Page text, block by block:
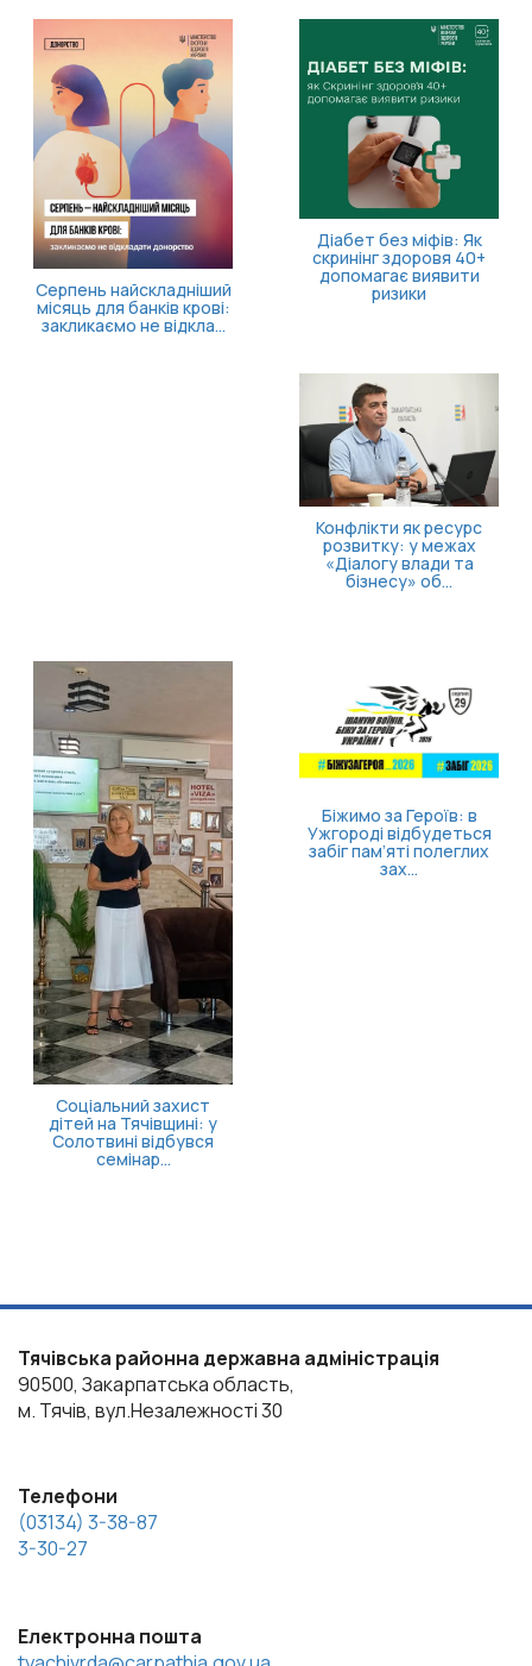
Серпень найскладніший
місяць для банків крові:
закликаємо не відкла...
Діабет без міфів: Як
скринінг здоровя 40+
допомагає виявити
ризики
Конфлікти як ресурс
розвитку: у межах
«Діалогу влади та
бізнесу» об...
Соціальний захист
дітей на Тячівщині: у
Солотвині відбувся
семінар...
Біжимо за Героїв: в
Ужгороді відбудеться
забіг пам’яті полеглих
зах...
Тячівська районна державна адміністрація
90500, Закарпатська область,
м. Тячів, вул.Незалежності 30
Телефони
(03134) 3-38-87
3-30-27
Електронна пошта